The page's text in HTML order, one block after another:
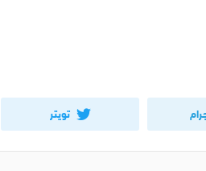
تويتر